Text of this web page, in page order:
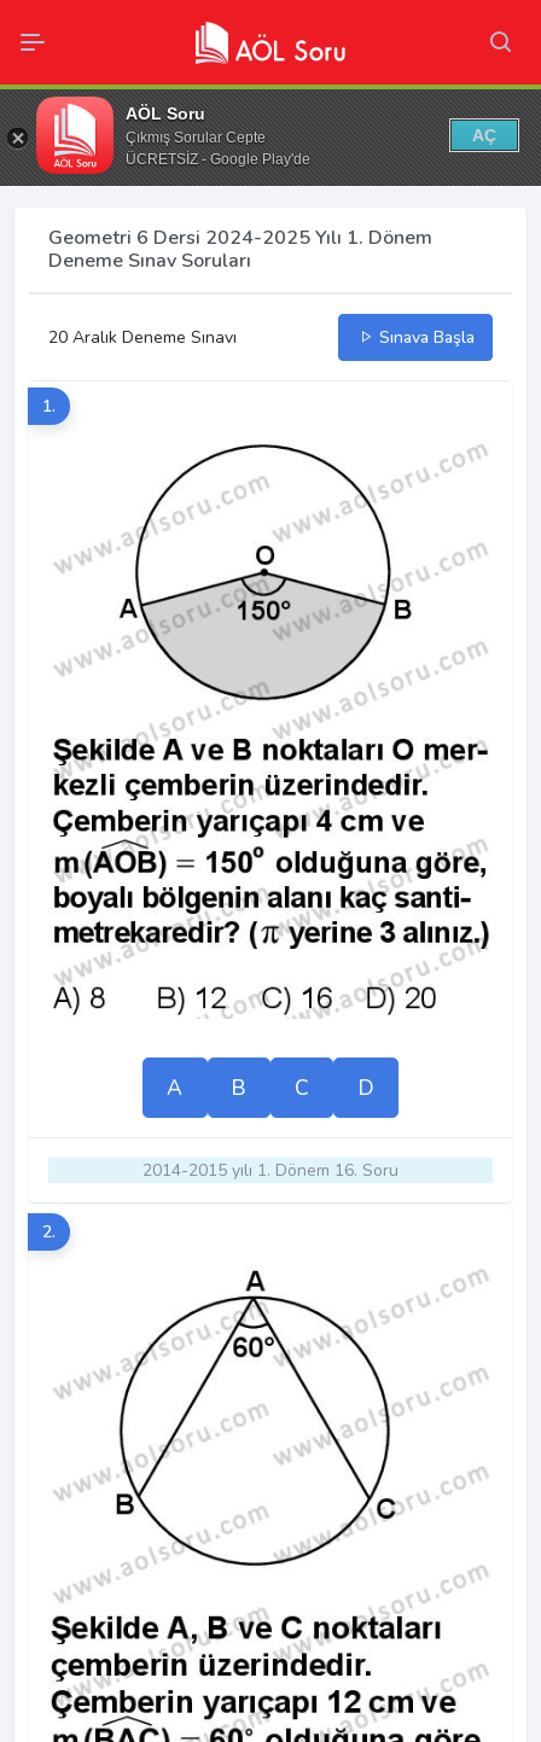
AÖL Soru
Çıkmış Sorular Cepte
ÜCRETSİZ - Google Play'de
AÇ
Geometri 6 Dersi 2024-2025 Yılı 1. Dönem
Deneme Sınav Soruları
20 Aralık Deneme Sınavı Sınava Başla
1.
A B C D
2014-2015 yılı 1. Dönem 16. Soru
2.